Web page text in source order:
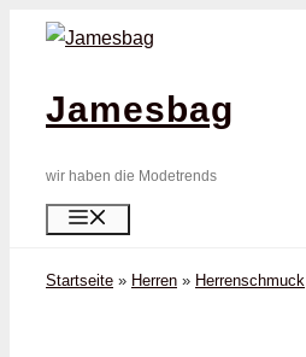
Zum
springenJamesbag
wir haben die Modetrends
Startseite » Herren » Herrenschmuck